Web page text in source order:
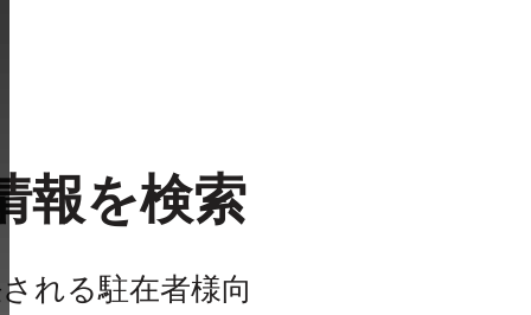
報を検索
れる駐在者様向